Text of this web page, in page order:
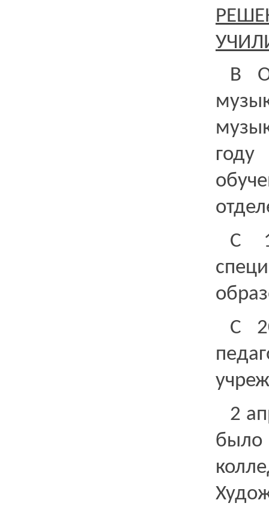
В
С
С
2
было